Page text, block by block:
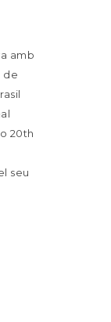
amb
de
20th
seu